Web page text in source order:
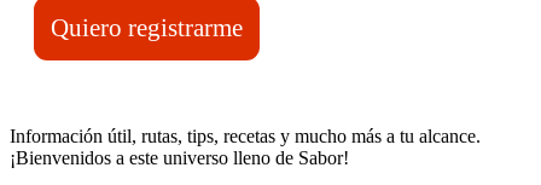
Quiero registrarme
Información útil, rutas, tips, recetas y mucho más a tu alcance.
¡Bienvenidos a este universo lleno de Sabor!